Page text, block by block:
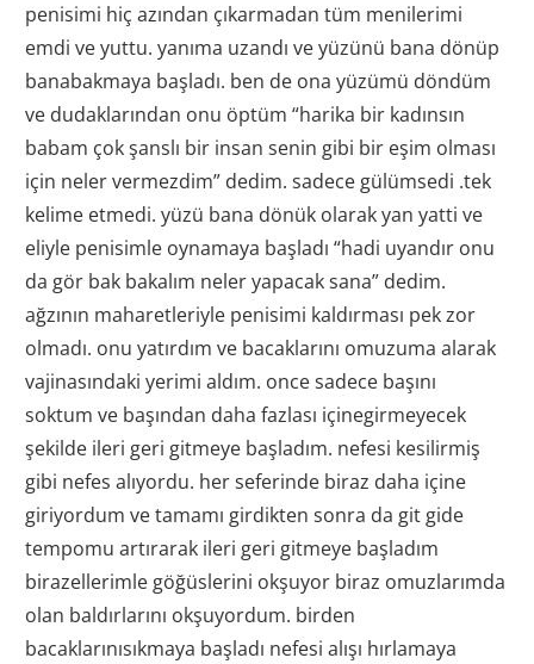
penisimi hiç azından çıkarmadan tüm menilerimi
emdi ve yuttu. yanıma uzandı ve yüzünü bana dönüp
banabakmaya başladı. ben de ona yüzümü döndüm
ve dudaklarından onu öptüm “harika bir kadınsın
babam çok şanslı bir insan senin gibi bir eşim olması
için neler vermezdim” dedim. sadece gülümsedi .tek
kelime etmedi. yüzü bana dönük olarak yan yatti ve
eliyle penisimle oynamaya başladı “hadi uyandır onu
da gör bak bakalım neler yapacak sana” dedim.
ağzının maharetleriyle penisimi kaldırması pek zor
olmadı. onu yatırdım ve bacaklarını omuzuma alarak
vajinasındaki yerimi aldım. once sadece başını
soktum ve başından daha fazlası içinegirmeyecek
şekilde ileri geri gitmeye başladım. nefesi kesilirmiş
gibi nefes alıyordu. her seferinde biraz daha içine
giriyordum ve tamamı girdikten sonra da git gide
tempomu artırarak ileri geri gitmeye başladım
birazellerimle göğüslerini okşuyor biraz omuzlarımda
olan baldırlarını okşuyordum. birden
bacaklarınısıkmaya başladı nefesi alışı hırlamaya